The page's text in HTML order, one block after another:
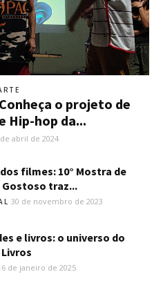
o projeto de
Hip-hop da...
abril de 2024
filmes: 10° Mostra de
Gostoso traz...
30 de novembro de 2023
e livros: o universo do
de janeiro de 2025